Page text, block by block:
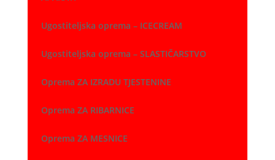
Ugostiteljska oprema – ICECREAM
Ugostiteljska oprema – SLASTIČARSTVO
Oprema ZA IZRADU TJESTENINE
Oprema ZA RIBARNICE
Oprema ZA MESNICE